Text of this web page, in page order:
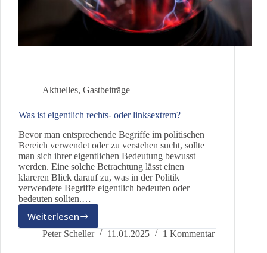
Aktuelles, Gastbeiträge
Was ist eigentlich rechts- oder linksextrem?
Bevor man entsprechende Begriffe im politischen
Bereich verwendet oder zu verstehen sucht, sollte
man sich ihrer eigentlichen Bedeutung bewusst
werden. Eine solche Betrachtung lässt einen
klareren Blick darauf zu, was in der Politik
verwendete Begriffe eigentlich bedeuten oder
bedeuten sollten.…
Weiterlesen
Was
ist
Peter Scheller 11.01.2025 1 Kommentar